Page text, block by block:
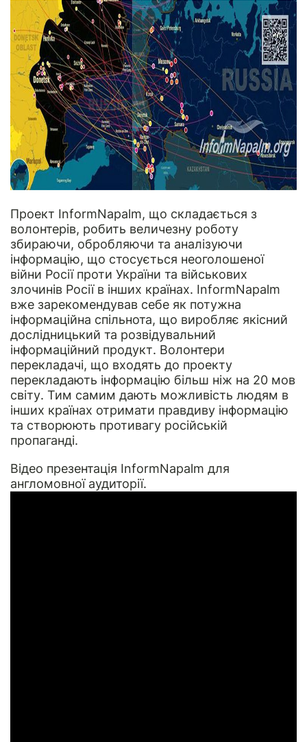
Проект InformNapalm, що складається з
волонтерів, робить величезну роботу
збираючи, обробляючи та аналізуючи
інформацію, що стосується неоголошеної
війни Росії проти України та військових
злочинів Росії в інших країнах. InformNapalm
вже зарекомендував себе як потужна
інформаційна спільнота, що виробляє якісний
дослідницький та розвідувальний
інформаційний продукт. Волонтери
перекладачі, що входять до проекту
перекладають інформацію більш ніж на 20 мов
світу. Тим самим дають можливість людям в
інших країнах отримати правдиву інформацію
та створюють противагу російській
пропаганді.
Відео презентація InformNapalm для
англомовної аудиторії.